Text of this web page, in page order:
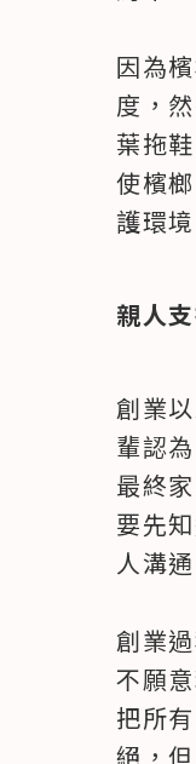
因為
度，
葉拖
使檳
護環
親人
創業
輩認
最終
要先
人溝
創業
不願
把所
絕，